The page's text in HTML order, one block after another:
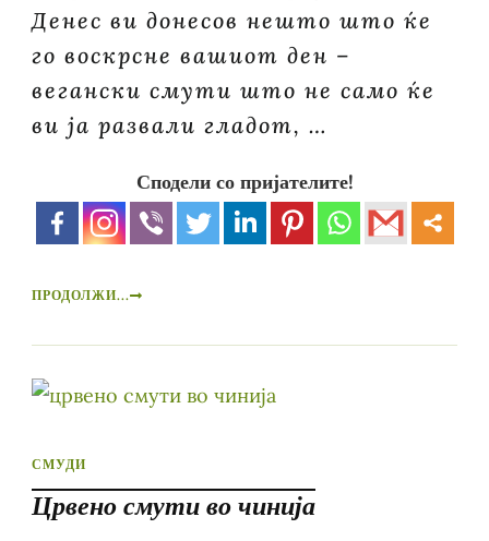
Денес ви донесов нешто што ќе
го воскрсне вашиот ден –
вегански смути што не само ќе
ви ја развали гладот, …
Сподели со пријателите!
ПРОДОЛЖИ...
СМУДИ
Црвено смути во чинија